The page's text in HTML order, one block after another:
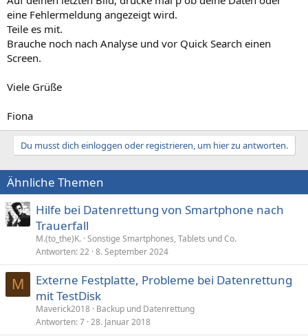
eine Fehlermeldung angezeigt wird.
Teile es mit.
Brauche noch nach Analyse und vor Quick Search einen
Screen.
Viele Grüße
Fiona
Du musst dich einloggen oder registrieren, um hier zu antworten.
Ähnliche Themen
Hilfe bei Datenrettung von Smartphone nach
Trauerfall
M.(to_the)K. Sonstige Smartphones, Tablets und Co.
Antworten 22 8. September 2024
M
Externe Festplatte, Probleme bei Datenrettung
mit TestDisk
Maverick2018 Backup und Datenrettung
Antworten 7 28. Januar 2018